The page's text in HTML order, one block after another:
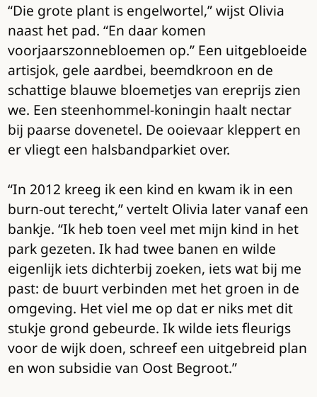
“Die grote plant is engelwortel,” wijst Olivia
naast het pad. “En daar komen
voorjaarszonnebloemen op.” Een uitgebloeide
artisjok, gele aardbei, beemdkroon en de
schattige blauwe bloemetjes van ereprijs zien
we. Een steenhommel-koningin haalt nectar
bij paarse dovenetel. De ooievaar kleppert en
er vliegt een halsbandparkiet over.
“In 2012 kreeg ik een kind en kwam ik in een
burn-out terecht,” vertelt Olivia later vanaf een
bankje. “Ik heb toen veel met mijn kind in het
park gezeten. Ik had twee banen en wilde
eigenlijk iets dichterbij zoeken, iets wat bij me
past: de buurt verbinden met het groen in de
omgeving. Het viel me op dat er niks met dit
stukje grond gebeurde. Ik wilde iets fleurigs
voor de wijk doen, schreef een uitgebreid plan
en won subsidie van Oost Begroot.”